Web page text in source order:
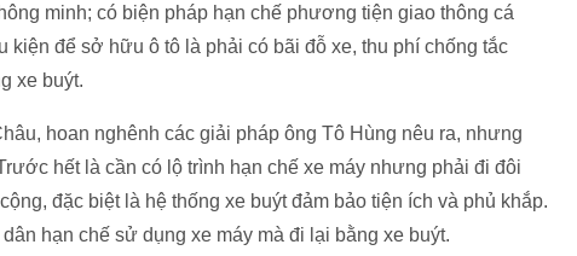
minh; có biện pháp hạn chế phương tiện giao thông cá
kiện để sở hữu ô tô là phải có bãi đỗ xe, thu phí chống tắc
xe buýt.
hoan nghênh các giải pháp ông Tô Hùng nêu ra, nhưng
hết là cần có lộ trình hạn chế xe máy nhưng phải đi đôi
đặc biệt là hệ thống xe buýt đảm bảo tiện ích và phủ khắp.
hạn chế sử dụng xe máy mà đi lại bằng xe buýt.